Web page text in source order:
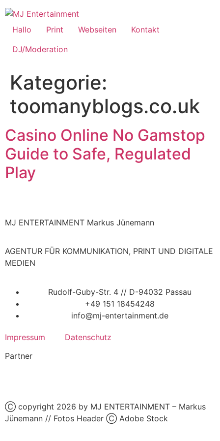
Hallo Print Webseiten
Kontakt
DJ/Moderation
Kategorie:
toomanyblogs.co.uk
Casino Online No Gamstop
Guide to Safe, Regulated
Play
MJ ENTERTAINMENT Markus Jünemann
AGENTUR FÜR KOMMUNIKATION, PRINT UND DIGITALE
MEDIEN
Rudolf-Guby-Str. 4 // D-94032 Passau
+49 151 18454248
info@mj-entertainment.de
Impressum
Datenschutz
Partner
Ⓒ copyright 2026 by MJ ENTERTAINMENT – Markus
Jünemann // Fotos Header Ⓒ Adobe Stock